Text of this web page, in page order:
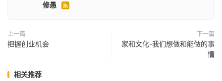
修愚 
上一篇
把握创业机会
下一篇
家和文化-我们想做和能做的事
情
相关推荐